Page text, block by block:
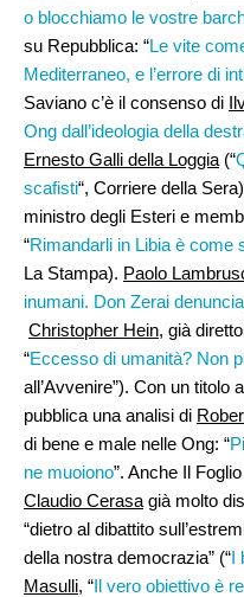
o blocchiamo le vostre
su Repubblica: “Le vite
Mediterraneo, e l’errore di
Saviano c’è il consenso di
Ong dall’ideologia della
Ernesto Galli della Loggia (“
scafisti“, Corriere della
ministro degli Esteri e
“Rimandarli in Libia è come
La Stampa). Paolo
inumani. Don Zerai
Christopher Hein, già
“Eccesso di umanità? Non
all’Avvenire”). Con un titolo
pubblica una analisi di
di bene e male nelle Ong: “
ne muoiono”. Anche Il
Claudio Cerasa già molto
“dietro al dibattito
della nostra democrazia” (“I
Masulli, “Il vero obiettivo è